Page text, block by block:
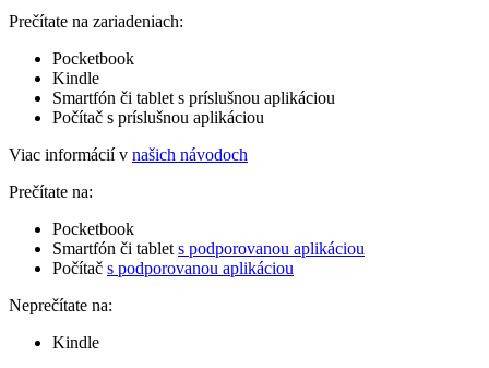
Prečítate na zariadeniach:
Pocketbook
Kindle
Smartfón či tablet s príslušnou aplikáciou
Počítač s príslušnou aplikáciou
Viac informácií v našich návodoch
Prečítate na:
Pocketbook
Smartfón či tablet s podporovanou aplikáciou
Počítač s podporovanou aplikáciou
Neprečítate na:
Kindle